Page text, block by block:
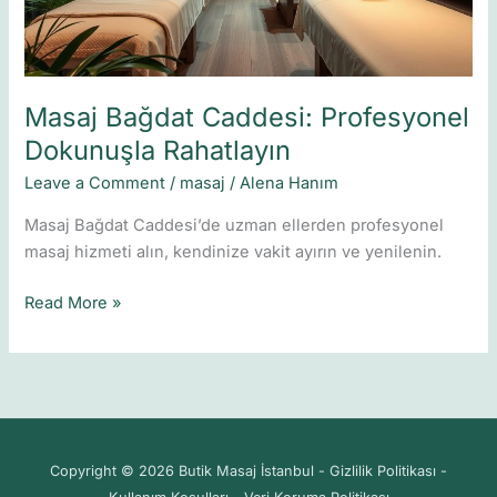
Masaj Bağdat Caddesi: Profesyonel
Dokunuşla Rahatlayın
Leave a Comment / masaj /Alena Hanım
Masaj Bağdat Caddesi’de uzman ellerden profesyonel
masaj hizmeti alın, kendinize vakit ayırın ve yenilenin.
Read More »
Copyright © 2026 Butik Masaj İstanbul - Gizlilik Politikası -